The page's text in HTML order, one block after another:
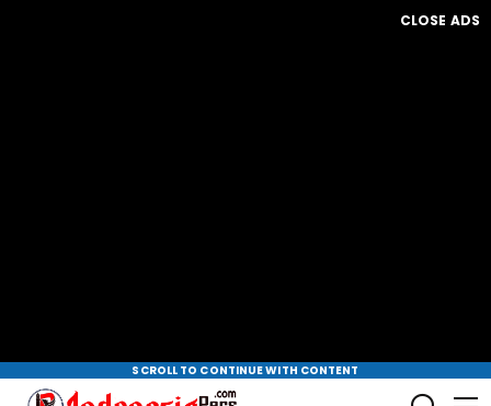
CLOSE ADS
SCROLL TO CONTINUE WITH CONTENT